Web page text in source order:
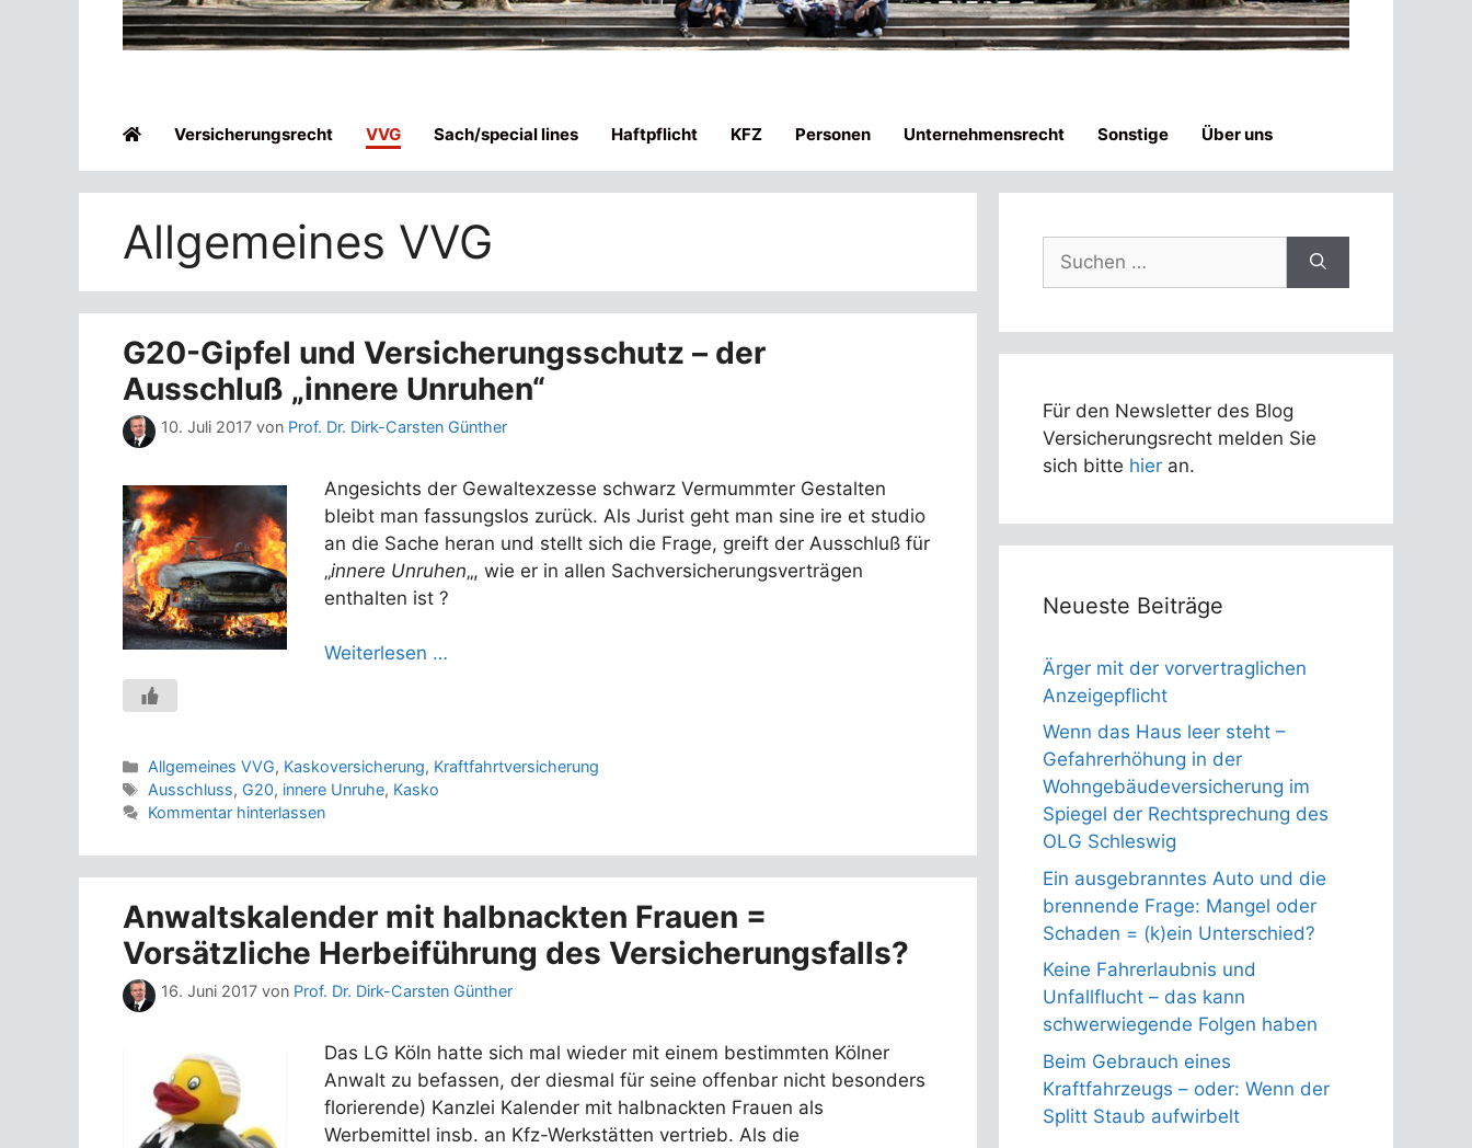
Versicherungsrecht VVG Sach/special lines Haftpflicht KFZ Personen Unternehmensrecht Sonstige Über uns
Allgemeines VVG
G20-Gipfel und Versicherungsschutz – der
Ausschluß „innere Unruhen“
10. Juli 2017 von Prof. Dr. Dirk-Carsten Günther
Angesichts der Gewaltexzesse schwarz Vermummter Gestalten
bleibt man fassungslos zurück. Als Jurist geht man sine ire et studio
an die Sache heran und stellt sich die Frage, greift der Ausschluß für
„innere Unruhen„, wie er in allen Sachversicherungsverträgen
enthalten ist ?
Weiterlesen …
Kategorien
Allgemeines VVG, Kaskoversicherung, Kraftfahrtversicherung
Schlagwörter
Ausschluss, G20, innere Unruhe, Kasko
Kommentar hinterlassen
Anwaltskalender mit halbnackten Frauen =
Vorsätzliche Herbeiführung des Versicherungsfalls?
16. Juni 2017 von Prof. Dr. Dirk-Carsten Günther
Das LG Köln hatte sich mal wieder mit einem bestimmten Kölner
Anwalt zu befassen, der diesmal für seine offenbar nicht besonders
florierende) Kanzlei Kalender mit halbnackten Frauen als
Werbemittel insb. an Kfz-Werkstätten vertrieb. Als die
nach:
Für den Newsletter des Blog
Versicherungsrecht melden Sie
sich bitte hier an.
Neueste Beiträge
Ärger mit der vorvertraglichen
Anzeigepflicht
Wenn das Haus leer steht –
Gefahrerhöhung in der
Wohngebäudeversicherung im
Spiegel der Rechtsprechung des
OLG Schleswig
Ein ausgebranntes Auto und die
brennende Frage: Mangel oder
Schaden = (k)ein Unterschied?
Keine Fahrerlaubnis und
Unfallflucht – das kann
schwerwiegende Folgen haben
Beim Gebrauch eines
Kraftfahrzeugs – oder: Wenn der
Splitt Staub aufwirbelt